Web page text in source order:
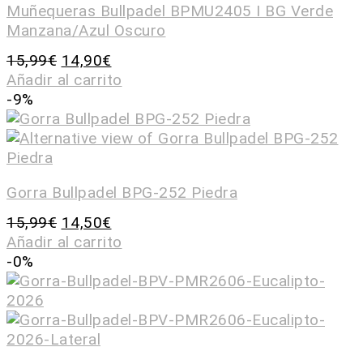
Muñequeras Bullpadel BPMU2405 I BG Verde
Manzana/Azul Oscuro
15,99€ 14,90€
Añadir al carrito
-9%
Gorra Bullpadel BPG-252 Piedra
15,99€ 14,50€
Añadir al carrito
-0%